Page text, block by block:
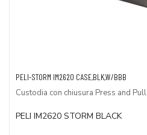
PELI-STORM IM2620 CASE,BLK,W/BBB
Custodia con chiusura Press and Pull
PELI IM2620 STORM BLACK